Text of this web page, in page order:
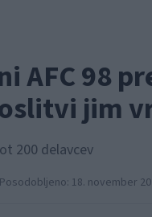
AFC 98
jim
200 delavcev
Posodobljeno: 18. november